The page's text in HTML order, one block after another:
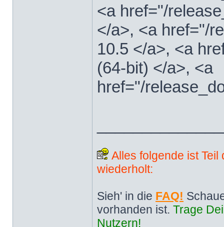
<a href="/
</a>, <a href="/
10.5 </a>, <a
(64-bit) </a>, <a
href="/
Alles folgende ist
wiederholt:
Sieh' in die FAQ!
vorhanden ist. Trage
Nutzern!